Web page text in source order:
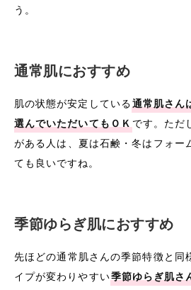
う。
通常肌におすすめ
肌の状態が安定している通常肌さん
選んでいただいてもＯＫ です。ただ
がある人は、夏は石鹸・冬はフォー
ても良いですね。
季節ゆらぎ肌におすすめ
先ほどの通常肌さんの季節特徴と同
イプが変わりやすい季節ゆらぎ肌さ